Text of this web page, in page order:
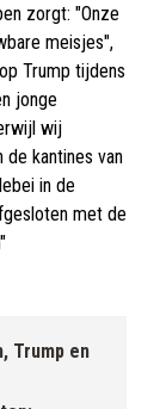
zorgt: "Onze
meisjes",
Trump tijdens
jonge
wij
kantines van
in de
met de
Trump en